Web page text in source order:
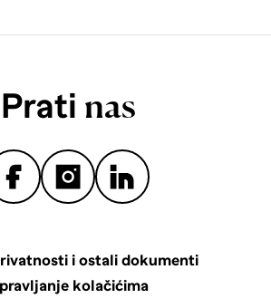
Prati nas
i ostali dokumenti
kolačićima